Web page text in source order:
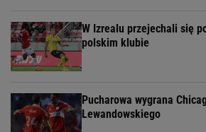
W Izrealu przejechali się
polskim klubie
Pucharowa wygrana
Lewandowskiego